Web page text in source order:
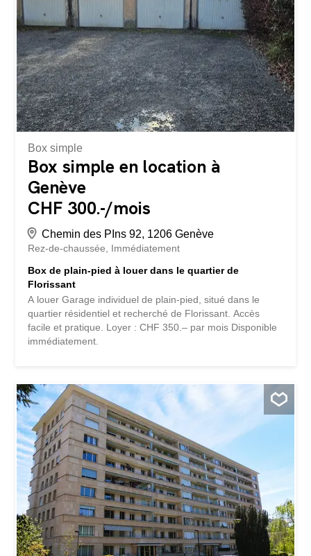
proximité. Entrée attractive : Porte en verre avec design
minimaliste donnant directement sur la rue Emplacement
privilégié : Situé Rue du Lac 39, ce local bénéficie d'un
environnement ensoleillé et d'une localisation stratégique.
L'arrêt de bus "Rue du Port" se trouve à seulement 2
minutes à pied, tandis...
Box simple
Box simple en location à
Genève
CHF 300.-/mois
Chemin des PIns 92, 1206 Genève
Rez-de-chaussée
Immédiatement
Box de plain-pied à louer dans le quartier de
Florissant
A louer Garage individuel de plain-pied, situé dans le
quartier résidentiel et recherché de Florissant. Accès
facile et pratique. Loyer : CHF 350.– par mois Disponible
immédiatement.